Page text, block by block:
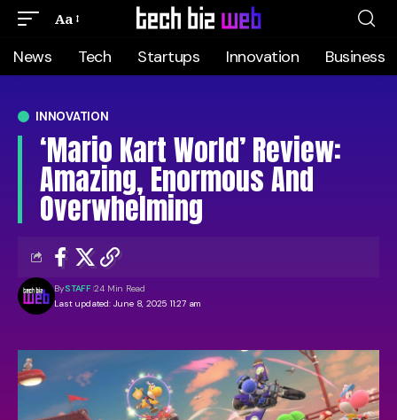
Aa
News Tech Startups Innovation Business
INNOVATION
‘Mario Kart World’ Review:
Amazing, Enormous And
Overwhelming
Last updated: June 8, 2025 11:27 am
BySTAFF 24 Min Read